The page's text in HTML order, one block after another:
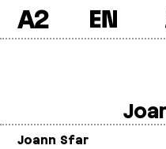
A2
Joann Sfar